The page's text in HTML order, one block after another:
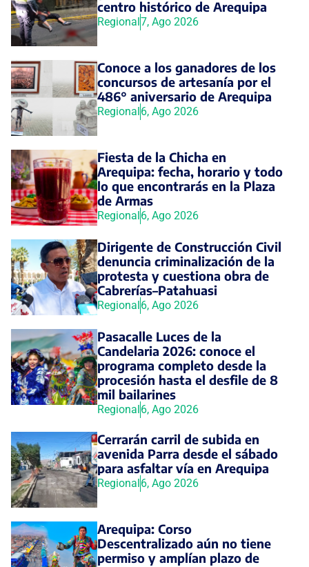
centro histórico de Arequipa
Regional 7, Ago 2026
Conoce a los ganadores de los
concursos de artesanía por el
486° aniversario de Arequipa
Regional 6, Ago 2026
Fiesta de la Chicha en
Arequipa: fecha, horario y todo
lo que encontrarás en la Plaza
de Armas
Regional 6, Ago 2026
Dirigente de Construcción Civil
denuncia criminalización de la
protesta y cuestiona obra de
Cabrerías–Patahuasi
Regional 6, Ago 2026
Pasacalle Luces de la
Candelaria 2026: conoce el
programa completo desde la
procesión hasta el desfile de 8
mil bailarines
Regional 6, Ago 2026
Cerrarán carril de subida en
avenida Parra desde el sábado
para asfaltar vía en Arequipa
Regional 6, Ago 2026
Arequipa: Corso
Descentralizado aún no tiene
permiso y amplían plazo de